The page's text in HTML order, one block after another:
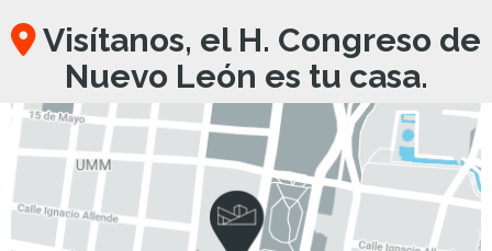
Visítanos, el H. Congreso de
Nuevo León es tu casa.